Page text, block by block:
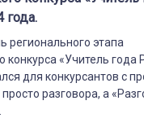
года.
регионального этапа
конкурса «Учитель года
для конкурсантов с
разговора, а